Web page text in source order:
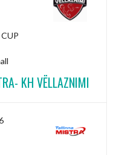
KH VËLLAZNIMI